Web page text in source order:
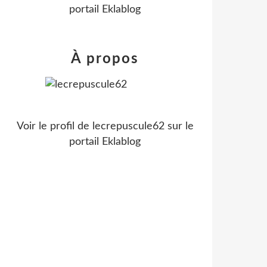
portail Eklablog
À propos
Voir le profil de lecrepuscule62sur le
portail Eklablog